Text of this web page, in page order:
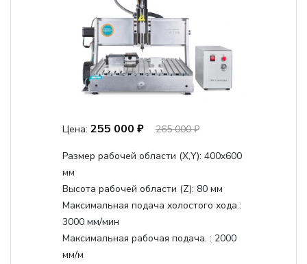
Цена: 255 000 ₽ 265 000 ₽
Размер рабочей области (Х,Y): 400x600
мм
Высота рабочей области (Z): 80 мм
Максимальная подача холостого хода.:
3000 мм/мин
Максимальная рабочая подача. : 2000
мм/м